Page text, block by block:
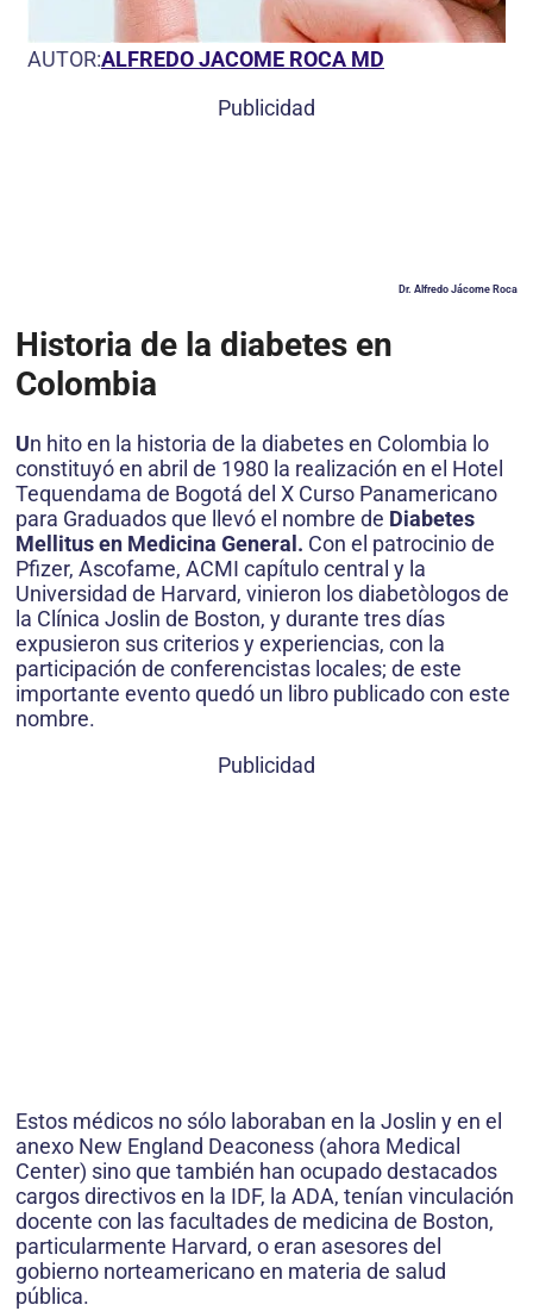
AUTOR:ALFREDO JACOME ROCA MD
Publicidad
Dr. Alfredo Jácome Roca
Historia de la diabetes en
Colombia
Un hito en la historia de la diabetes en Colombia lo
constituyó en abril de 1980 la realización en el Hotel
Tequendama de Bogotá del X Curso Panamericano
para Graduados que llevó el nombre de Diabetes
Mellitus en Medicina General. Con el patrocinio de
Pfizer, Ascofame, ACMI capítulo central y la
Universidad de Harvard, vinieron los diabetòlogos de
la Clínica Joslin de Boston, y durante tres días
expusieron sus criterios y experiencias, con la
participación de conferencistas locales; de este
importante evento quedó un libro publicado con este
nombre.
Publicidad
Estos médicos no sólo laboraban en la Joslin y en el
anexo New England Deaconess (ahora Medical
Center) sino que también han ocupado destacados
cargos directivos en la IDF, la ADA, tenían vinculación
docente con las facultades de medicina de Boston,
particularmente Harvard, o eran asesores del
gobierno norteamericano en materia de salud
pública.